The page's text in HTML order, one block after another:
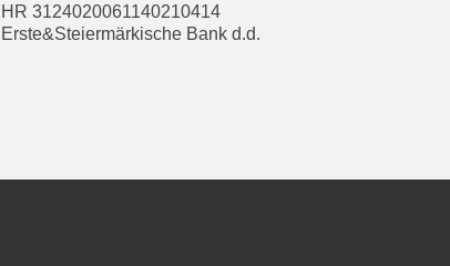
HR 3124020061140210414
Erste&Steiermärkische Bank d.d.